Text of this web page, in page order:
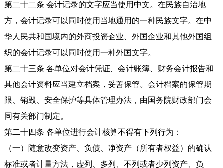
第二十二条 会计记录的文字应当使用中文。在民族自治地
方，会计记录可以同时使用当地通用的一种民族文字。在中
华人民共和国境内的外商投资企业、外国企业和其他外国组
织的会计记录可以同时使用一种外国文字。
第二十三条 各单位对会计凭证、会计账簿、财务会计报告和
其他会计资料应当建立档案，妥善保管。会计档案的保管期
限、销毁、安全保护等具体管理办法，由国务院财政部门会
同有关部门制定。
第二十四条 各单位进行会计核算不得有下列行为：
（一）随意改变资产、负债、净资产（所有者权益）的确认
标准或者计量方法，虚列、多列、不列或者少列资产、负